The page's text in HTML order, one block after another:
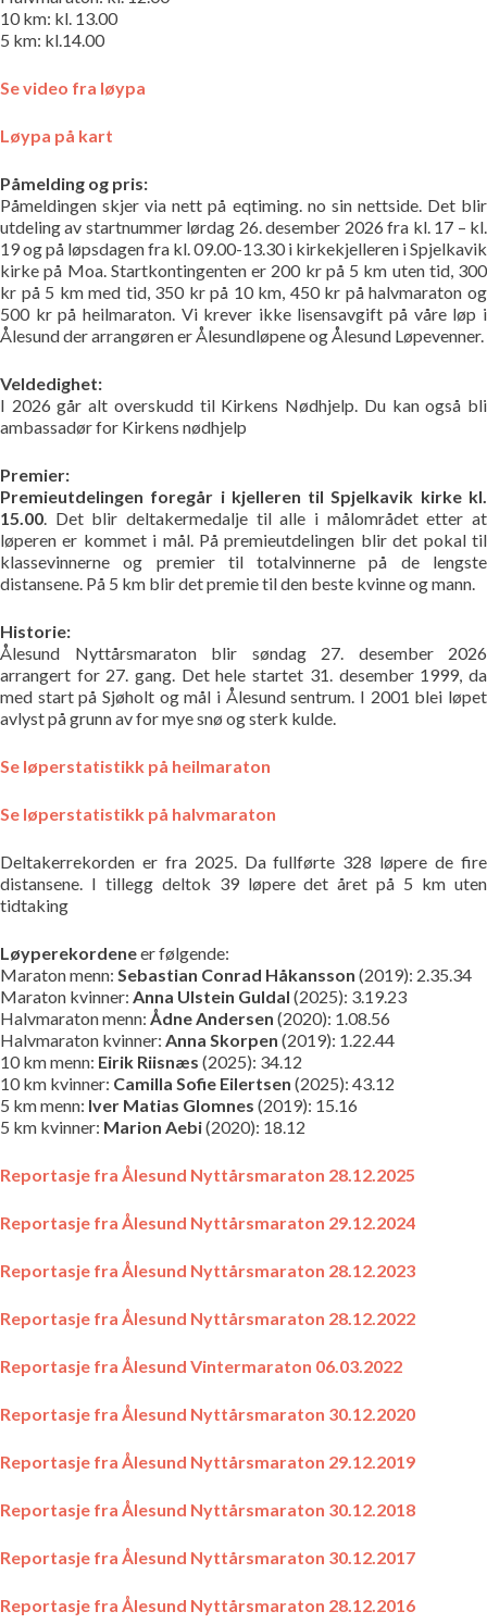
10 km: kl. 13.00
5 km: kl.14.00
Se video fra løypa
Løypa på kart
Påmelding og pris:
Påmeldingen skjer via nett på eqtiming. no sin nettside. Det blir
utdeling av startnummer lørdag 26. desember 2026 fra kl. 17 – kl.
19 og på løpsdagen fra kl. 09.00-13.30 i kirkekjelleren i Spjelkavik
kirke på Moa. Startkontingenten er 200 kr på 5 km uten tid, 300
kr på 5 km med tid, 350 kr på 10 km, 450 kr på halvmaraton og
500 kr på heilmaraton. Vi krever ikke lisensavgift på våre løp i
Ålesund der arrangøren er Ålesundløpene og Ålesund Løpevenner.
Veldedighet:
I 2026 går alt overskudd til Kirkens Nødhjelp. Du kan også bli
ambassadør for Kirkens nødhjelp
Premier:
Premieutdelingen foregår i kjelleren til Spjelkavik kirke kl.
15.00. Det blir deltakermedalje til alle i målområdet etter at
løperen er kommet i mål. På premieutdelingen blir det pokal til
klassevinnerne og premier til totalvinnerne på de lengste
distansene. På 5 km blir det premie til den beste kvinne og mann.
Historie:
Ålesund Nyttårsmaraton blir søndag 27. desember 2026
arrangert for 27. gang. Det hele startet 31. desember 1999, da
med start på Sjøholt og mål i Ålesund sentrum. I 2001 blei løpet
avlyst på grunn av for mye snø og sterk kulde.
Se løperstatistikk på heilmaraton
Se løperstatistikk på halvmaraton
Deltakerrekorden er fra 2025. Da fullførte 328 løpere de fire
distansene. I tillegg deltok 39 løpere det året på 5 km uten
tidtaking
Løyperekordeneer følgende:
Maraton menn: Sebastian Conrad Håkansson (2019): 2.35.34
Maraton kvinner: Anna Ulstein Guldal (2025): 3.19.23
Halvmaraton menn: Ådne Andersen (2020): 1.08.56
Halvmaraton kvinner: Anna Skorpen (2019): 1.22.44
10 km menn: Eirik Riisnæs (2025): 34.12
10 km kvinner: Camilla Sofie Eilertsen (2025): 43.12
5 km menn: Iver Matias Glomnes (2019): 15.16
5 km kvinner: Marion Aebi(2020): 18.12
Reportasje fra Ålesund Nyttårsmaraton 28.12.2025
Reportasje fra Ålesund Nyttårsmaraton 29.12.2024
Reportasje fra Ålesund Nyttårsmaraton 28.12.2023
Reportasje fra Ålesund Nyttårsmaraton 28.12.2022
Reportasje fra Ålesund Vintermaraton 06.03.2022
Reportasje fra Ålesund Nyttårsmaraton 30.12.2020
Reportasje fra Ålesund Nyttårsmaraton 29.12.2019
Reportasje fra Ålesund Nyttårsmaraton 30.12.2018
Reportasje fra Ålesund Nyttårsmaraton 30.12.2017
Reportasje fra Ålesund Nyttårsmaraton 28.12.2016